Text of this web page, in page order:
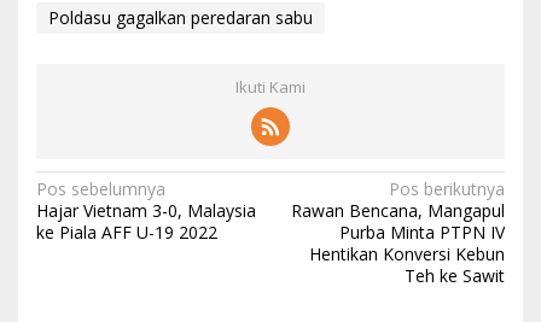
Poldasu gagalkan peredaran sabu
Ikuti Kami
N
a
Pos sebelumnya
Hajar Vietnam 3-0, Malaysia
ke Piala AFF U-19 2022
Pos berikutnya
Rawan Bencana, Mangapul
Purba Minta PTPN IV
Hentikan Konversi Kebun
Teh ke Sawit